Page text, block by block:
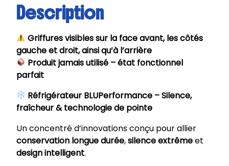
Description
Griffures visibles sur la face avant, les côtés
gauche et droit, ainsi qu’à l’arrière
Produit jamais utilisé – état fonctionnel
parfait
Réfrigérateur BLUPerformance – Silence,
fraîcheur & technologie de pointe
Un concentré d’innovations conçu pour allier
conservation longue durée,silence extrêmeet
design intelligent.